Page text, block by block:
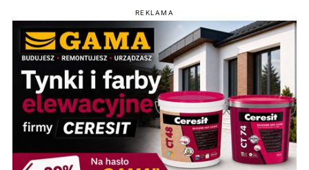
REKLAMA